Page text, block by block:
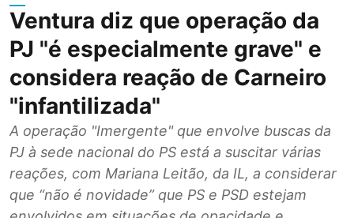
Ventura diz que operação da
PJ "é especialmente grave" e
considera reação de Carneiro
"infantilizada"
A operação "Imergente" que envolve buscas da
PJ à sede nacional do PS está a suscitar várias
reações, com Mariana Leitão, da IL, a considerar
que “não é novidade” que PS e PSD estejam